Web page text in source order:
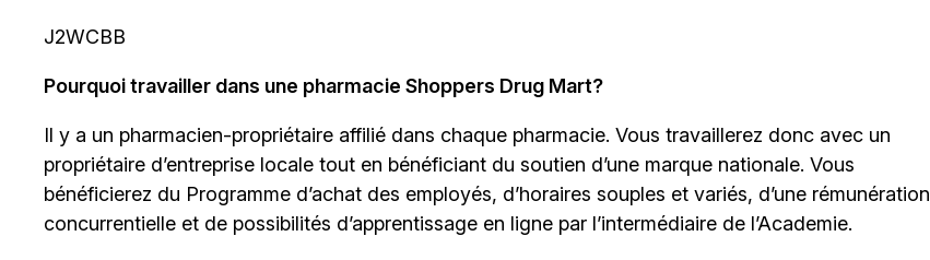
J2WCBB
Pourquoi travailler dans une pharmacie Shoppers Drug Mart?
Il y a un pharmacien-propriétaire affilié dans chaque pharmacie. Vous travaillerez donc avec un
propriétaire d’entreprise locale tout en bénéficiant du soutien d’une marque nationale. Vous
bénéficierez du Programme d’achat des employés, d’horaires souples et variés, d’une rémunération
concurrentielle et de possibilités d’apprentissage en ligne par l’intermédiaire de l’Academie.